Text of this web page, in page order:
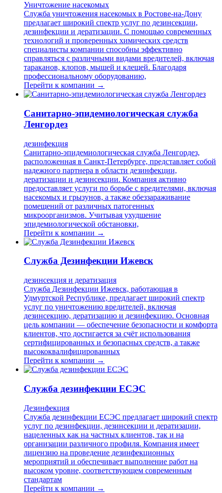
Уничтожение насекомых
Служба уничтожения насекомых в Ростове-на-Дону
предлагает широкий спектр услуг по дезинсекции,
дезинфекции и дератизации. С помощью современных
технологий и проверенных химических средств
специалисты компании способны эффективно
справляться с различными видами вредителей, включая
тараканов, клопов, мышей и клещей. Благодаря
профессиональному оборудованию,
Перейти к компании →
Санитарно-эпидемиологическая служба
Ленгордез
дезинфекция
Санитарно-эпидемиологическая служба Ленгордез,
расположенная в Санкт-Петербурге, представляет собой
надежного партнера в области дезинфекции,
дератизации и дезинсекции. Компания активно
предоставляет услуги по борьбе с вредителями, включая
насекомых и грызунов, а также обеззараживание
помещений от различных патогенных
микроорганизмов. Учитывая ухудшение
эпидемиологической обстановки,
Перейти к компании →
Служба Дезинфекции Ижевск
дезинсекция и дератизация
Служба Дезинфекции Ижевск, работающая в
Удмуртской Республике, предлагает широкий спектр
услуг по уничтожению вредителей, включая
дезинсекцию, дератизацию и дезинфекцию. Основная
цель компании — обеспечение безопасности и комфорта
клиентов, что достигается за счёт использования
сертифицированных и безопасных средств, а также
высококвалифицированных
Перейти к компании →
Служба дезинфекции ЕСЭС
Дезинфекция
Служба дезинфекции ЕСЭС предлагает широкий спектр
услуг по дезинфекции, дезинсекции и дератизации,
нацеленных как на частных клиентов, так и на
организации различного профиля. Компания имеет
лицензию на проведение дезинфекционных
мероприятий и обеспечивает выполнение работ на
высоком уровне, соответствующем современным
стандартам
Перейти к компании →